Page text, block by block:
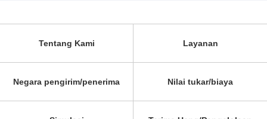
Tentang Kami Layanan
Negara pengirim/penerima Nilai tukar/biaya